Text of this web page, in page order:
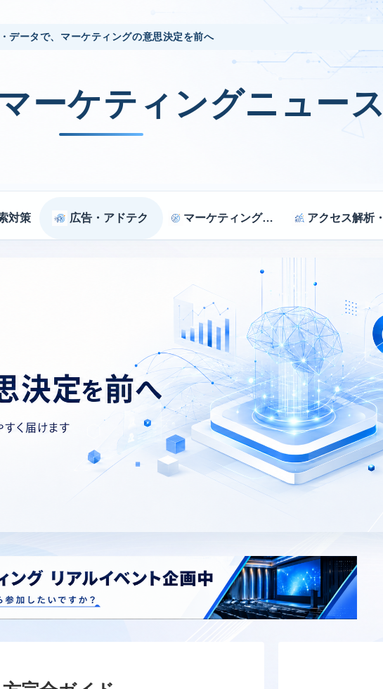
データで、マーケティングの意思決定を前へ
ーケティングニュース
対策 広告・アドテク マーケティング戦略